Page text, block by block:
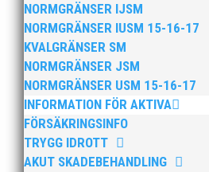
NORMGRÄNSER IJSM
NORMGRÄNSER IUSM 15-16-17
KVALGRÄNSER SM
NORMGRÄNSER JSM
NORMGRÄNSER USM 15-16-17
INFORMATION FÖR AKTIVA
FÖRSÄKRINGSINFO
TRYGG IDROTT
AKUT SKADEBEHANDLING
Efter en rafflande
bronsmedaljen, 3.5